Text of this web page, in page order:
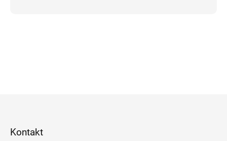
Kontakt